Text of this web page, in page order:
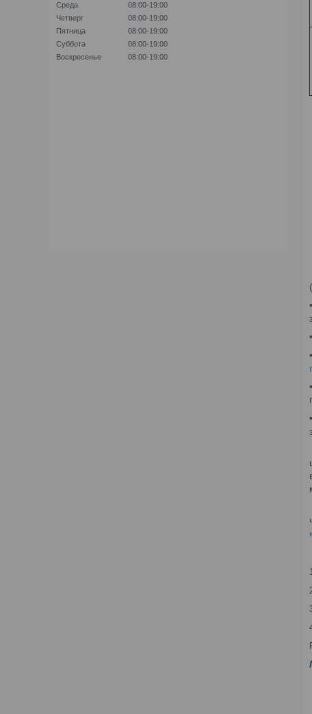
Среда
08:00-19:00
Четверг
08:00-19:00
Пятница
08:00-19:00
Суббота
08:00-19:00
Воскресенье
08:00-19:00